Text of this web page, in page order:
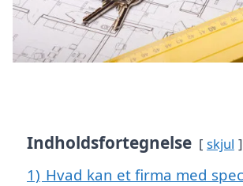
Indholdsfortegnelse skjul
1) Hvad kan et firma med